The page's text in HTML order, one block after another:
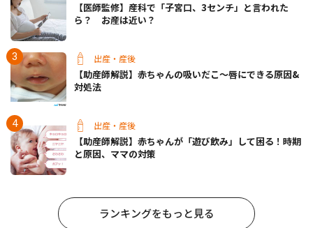
【医師監修】産科で「子宮口、3センチ」と言われた
ら？ お産は近い？
出産・産後
【助産師解説】赤ちゃんの吸いだこ〜唇にできる原因&
対処法
出産・産後
【助産師解説】赤ちゃんが「遊び飲み」して困る！時期
と原因、ママの対策
ランキングをもっと見る